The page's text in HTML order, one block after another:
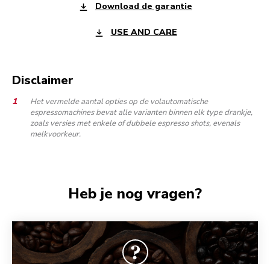
Download de garantie
USE AND CARE
Disclaimer
Het vermelde aantal opties op de volautomatische
espressomachines bevat alle varianten binnen elk type drankje,
zoals versies met enkele of dubbele espresso shots, evenals
melkvoorkeur.
Heb je nog vragen?